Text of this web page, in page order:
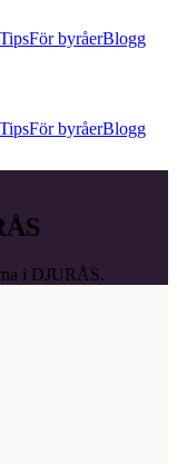
TipsFör byråerBlogg
TipsFör byråerBlogg
i DJURÅS.